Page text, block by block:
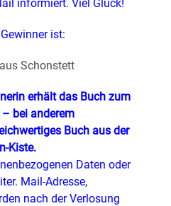
informiert. Viel Glück!
ist:
Schonstett
erhält das Buch zum
bei anderem
Buch aus der
Kiste.
Daten oder
Mail-Adresse,
nach der Verlosung